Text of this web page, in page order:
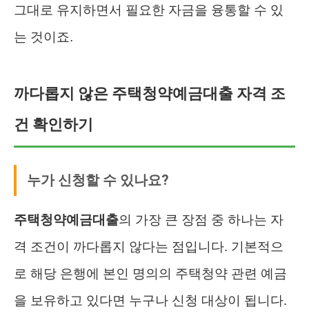
그대로 유지하면서 필요한 자금을 융통할 수 있
는 것이죠.
까다롭지 않은 주택청약예금대출 자격 조
건 확인하기
누가 신청할 수 있나요?
주택청약예금대출의 가장 큰 장점 중 하나는 자
격 조건이 까다롭지 않다는 점입니다. 기본적으
로 해당 은행에 본인 명의의 주택청약 관련 예금
을 보유하고 있다면 누구나 신청 대상이 됩니다.